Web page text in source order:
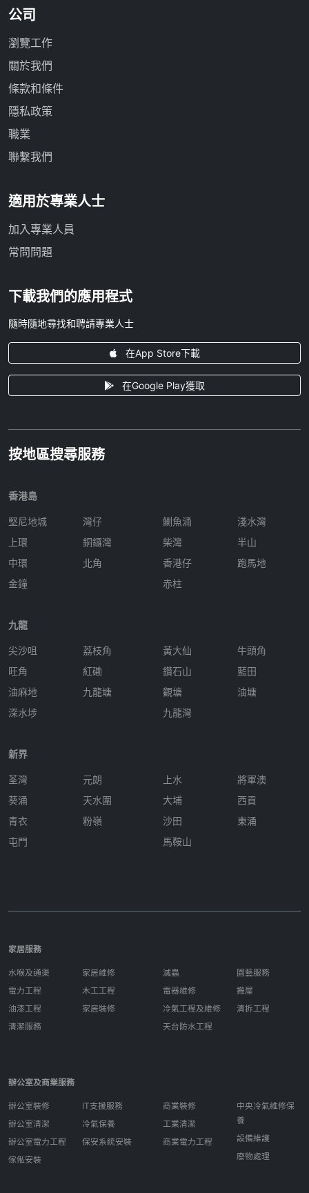
公司
瀏覽工作
關於我們
條款和條件
隱私政策
職業
聯繫我們
適用於專業人士
加入專業人員
常問問題
下載我們的應用程式
隨時隨地尋找和聘請專業人士
在App Store下載
在Google Play獲取
按地區搜尋服務
香港島
堅尼地城
上環
中環
金鐘
灣仔
銅鑼灣
北角
鰂魚涌
柴灣
香港仔
赤柱
淺水灣
半山
跑馬地
九龍
尖沙咀
旺角
油麻地
深水埗
荔枝角
紅磡
九龍塘
黃大仙
鑽石山
觀塘
九龍灣
牛頭角
藍田
油塘
新界
荃灣
葵涌
青衣
屯門
元朗
天水圍
粉嶺
上水
大埔
沙田
馬鞍山
將軍澳
西貢
東涌
家居服務
水喉及通渠
電力工程
油漆工程
清潔服務
家居維修
木工工程
家居裝修
滅蟲
電器維修
冷氣工程及維修
天台防水工程
園藝服務
搬屋
清拆工程
辦公室及商業服務
辦公室裝修
辦公室清潔
辦公室電力工程
傢俬安裝
IT支援服務
冷氣保養
保安系統安裝
商業裝修
工業清潔
商業電力工程
中央冷氣維修保
養
設備維護
廢物處理